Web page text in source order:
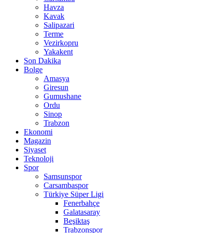
Havza
Kavak
Salipazari
Terme
Vezirkopru
Yakakent
Son Dakika
Bolge
Amasya
Giresun
Gumushane
Ordu
Sinop
Trabzon
Ekonomi
Magazin
Siyaset
Teknoloji
Spor
Samsunspor
Carsambaspor
Türkiye Süper Ligi
Fenerbahçe
Galatasaray
Beşiktaş
Trabzonspor